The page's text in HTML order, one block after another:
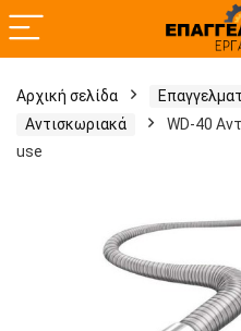
Αρχική σελίδα
Αντισκωριακά
WD-40
use